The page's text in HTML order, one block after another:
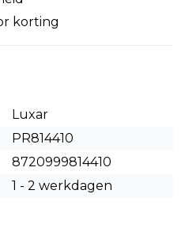
korting
Luxar
PR814410
8720999814410
1 - 2 werkdagen